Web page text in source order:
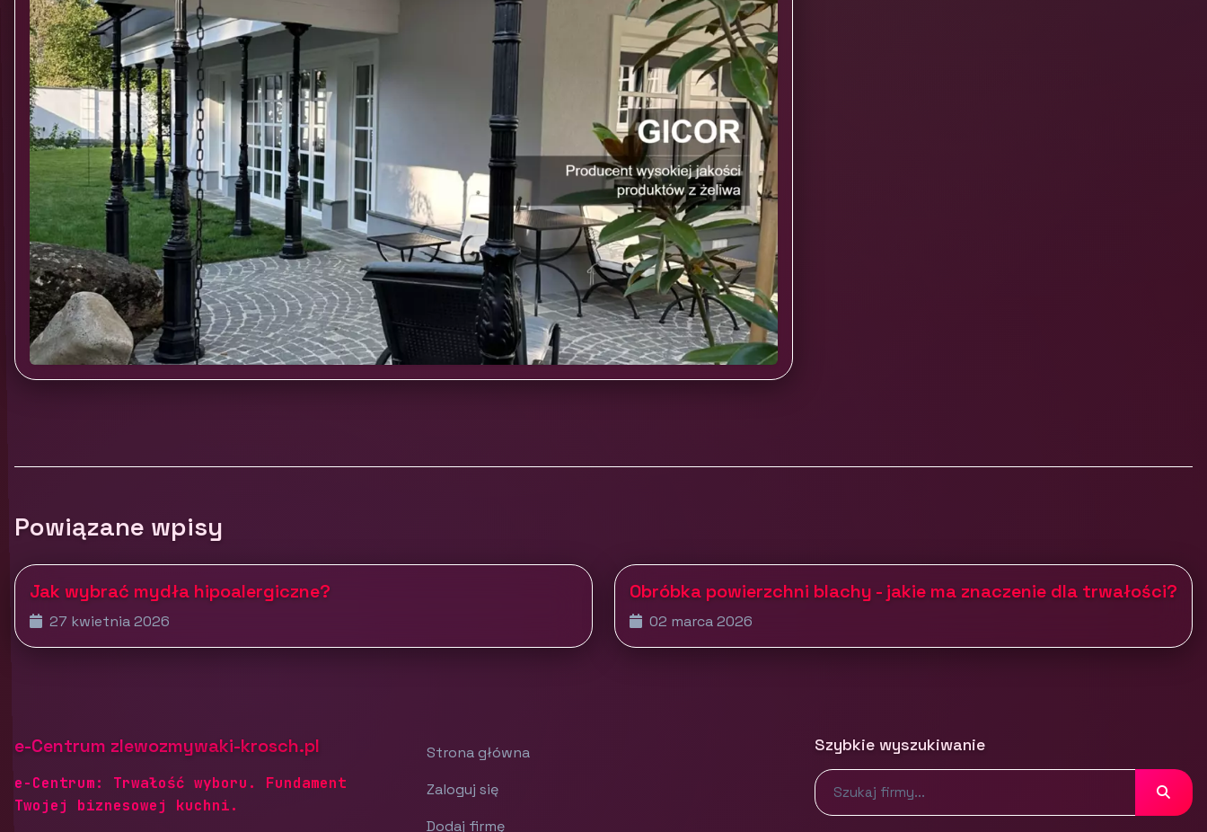
Powiązane wpisy
Jak wybrać mydła hipoalergiczne?
27 kwietnia 2026
Obróbka powierzchni blachy - jakie ma znaczenie dla trwałości?
02 marca 2026
e-Centrum zlewozmywaki-krosch.pl
e-Centrum: Trwałość wyboru. Fundament
Twojej biznesowej kuchni.
Strona główna
Zaloguj się
Dodaj firmę
Szybkie wyszukiwanie